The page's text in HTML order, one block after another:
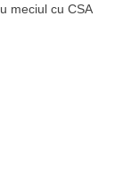
meciul cu CSA